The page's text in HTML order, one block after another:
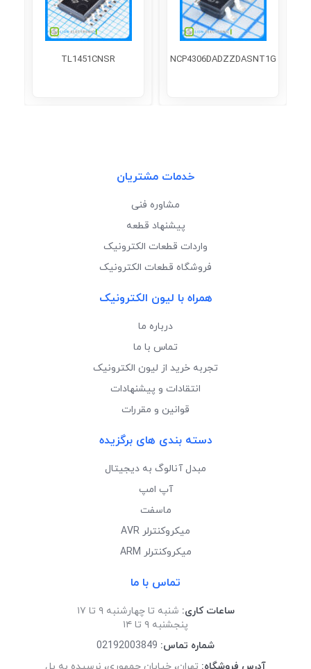
NCP4306DADZZDASNT1G
TL1451CNSR
خدمات مشتریان
مشاوره فنی
پیشنهاد قطعه
واردات قطعات الکترونیک
فروشگاه قطعات الکترونیک
همراه با لیون الکترونیک
درباره ما
تماس با ما
تجربه خرید از لیون الکترونیک
انتقادات و پیشنهادات
قوانین و مقررات
دسته بندی های برگزیده
مبدل آنالوگ به دیجیتال
آپ امپ
ماسفت
میکروکنترلر AVR
میکروکنترلر ARM
تماس با ما
ساعات کاری: شنبه تا چهارشنبه ۹ تا ۱۷
پنجشنبه ۹ تا ۱۴
شماره تماس: 02192003849